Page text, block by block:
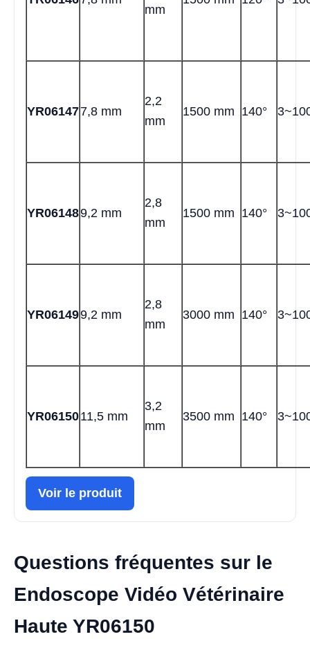
mm
YR061477,8 mm
2,2
mm
1500 mm 140°
YR061489,2 mm
2,8
mm
1500 mm 140°
YR061499,2 mm
2,8
mm
3000 mm 140°
YR0615011,5 mm
3,2
mm
3500 mm 140°
Voir le produit
Questions fréquentes sur le
Endoscope Vidéo Vétérinaire
Haute YR06150